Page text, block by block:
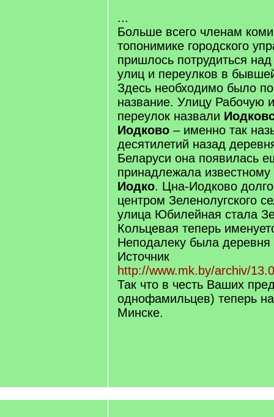
...
Больше всего членам
топонимике городского
пришлось потрудиться
улиц и переулков в
Здесь необходимо было
название. Улицу Рабочую
переулок назвали
Иодково – именно так
десятилетий назад
Беларуси она появилась
принадлежала
Иодко. Цна-Иодково
центром Зеленолугского
улица Юбилейная стала
Кольцевая теперь
Неподалеку была
Источник
http://www.mk.by/archiv/
Так что в честь Ваших
однофамильцев) теперь
Минске.